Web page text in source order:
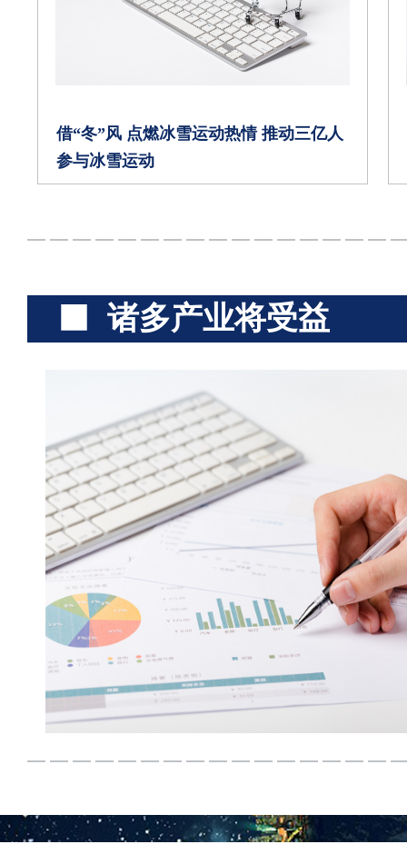
借“冬”风 点燃冰雪运动热情 推动三亿人
参与冰雪运动
诸多产业将受益